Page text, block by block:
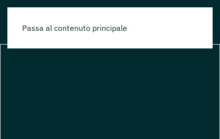
Passa al contenuto principale